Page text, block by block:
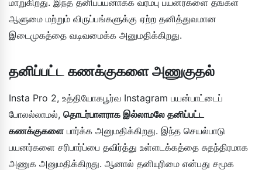
ஆளுமை மற்றும் விருப்பங்களுக்கு ஏற்ற தனித்துவமான
இடைமுகத்தை வடிவமைக்க அனுமதிக்கிறது.
தனிப்பட்ட கணக்குகளை அணுகுதல்
Insta Pro 2, உத்தியோகபூர்வ Instagram பயன்பாட்டைப்
போலல்லாமல், தொடர்பாளராக இல்லாமலே தனிப்பட்ட
கணக்குகளை பார்க்க அனுமதிக்கிறது. இந்த செயல்பாடு
பயனர்களை சரிபார்ப்பை தவிர்த்து உள்ளடக்கத்தை சுதந்திரமாக
அணுக அனுமதிக்கிறது. ஆனால் தனியுரிமை என்பது சமூக